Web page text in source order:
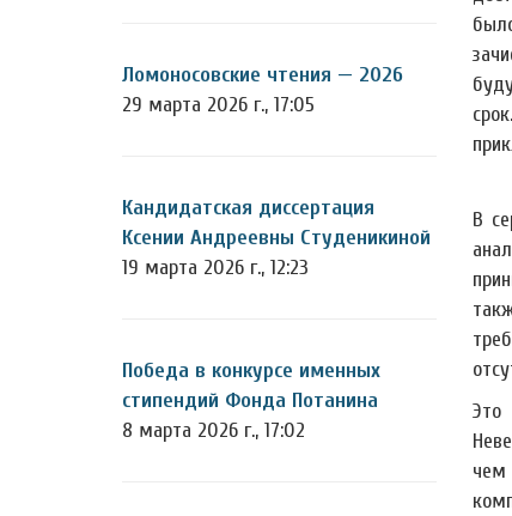
Ломоносовские чтения — 2026
29 марта 2026 г., 17:05
Кандидатская диссертация
Ксении Андреевны Студеникиной
19 марта 2026 г., 12:23
Победа в конкурсе именных
стипендий Фонда Потанина
8 марта 2026 г., 17:02
В
Это
чем